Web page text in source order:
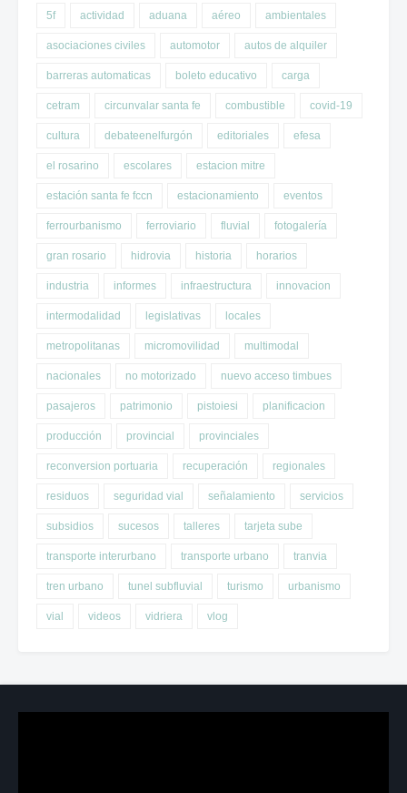
5f actividad aduana aéreo ambientales
asociaciones civiles automotor autos de alquiler
barreras automaticas boleto educativo carga
cetram circunvalar santa fe combustible covid-19
cultura debateenelfurgón editoriales efesa
el rosarino escolares estacion mitre
estación santa fe fccn estacionamiento eventos
ferrourbanismo ferroviario fluvial fotogalería
gran rosario hidrovia historia horarios
industria informes infraestructura innovacion
intermodalidad legislativas locales
metropolitanas micromovilidad multimodal
nacionales no motorizado nuevo acceso timbues
pasajeros patrimonio pistoiesi planificacion
producción provincial provinciales
reconversion portuaria recuperación regionales
residuos seguridad vial señalamiento servicios
subsidios sucesos talleres tarjeta sube
transporte interurbano transporte urbano tranvia
tren urbano tunel subfluvial turismo urbanismo
vial videos vidriera vlog